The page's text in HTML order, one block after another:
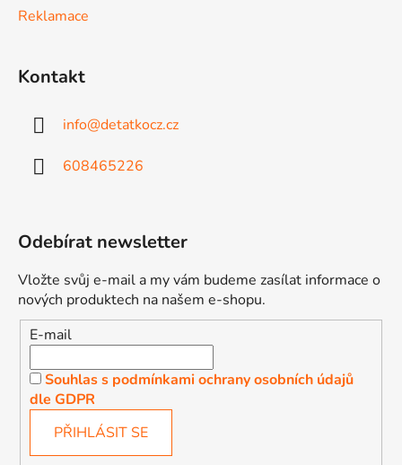
Reklamace
Kontakt
info@detatkocz.cz
608465226
Odebírat newsletter
Vložte svůj e-mail a my vám budeme zasílat informace o
nových produktech na našem e-shopu.
E-mail
Souhlas s podmínkami ochrany osobních údajů
dle GDPR
PŘIHLÁSIT SE